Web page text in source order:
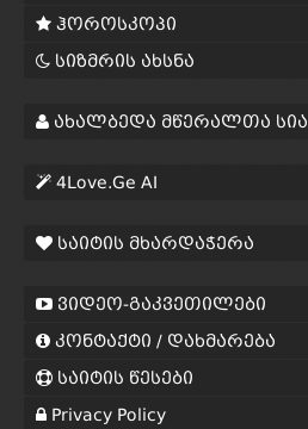
ჰოროსკოპი
სიზმრის ახსნა
ახალბედა მწერალთა სია
4Love.Ge AI
საიტის მხარდაჭერა
ვიდეო-გაკვეთილები
კონტაქტი / დახმარება
საიტის წესები
Privacy Policy